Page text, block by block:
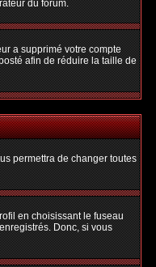
du forum.
a supprimé votre compte
afin de réduire la taille de
permettra de changer toutes
en choisissant le fuseau
Donc, si vous